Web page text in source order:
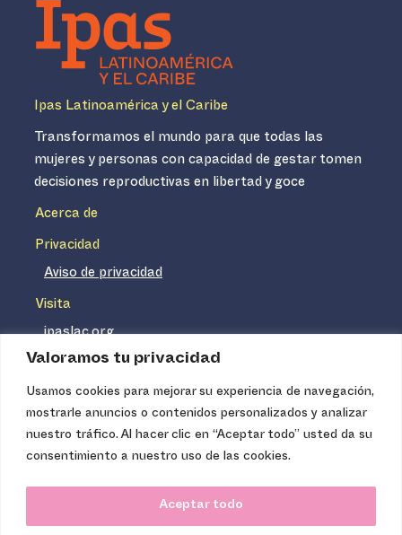
Valoramos tu privacidad
Usamos cookies para mejorar su experiencia de navegación,
mostrarle anuncios o contenidos personalizados y analizar
nuestro tráfico. Al hacer clic en “Aceptar todo” usted da su
consentimiento a nuestro uso de las cookies.
Aceptar todo
Ipas Latinoamérica y el Caribe
Transformamos el mundo para que todas las
mujeres y personas con capacidad de gestar tomen
decisiones reproductivas en libertad y goce
Acerca de
Privacidad
Aviso de privacidad
Visita
ipaslac.org
ipasmexico.org
Ipas no es un distribuidor de insumos médicos. Nuestros
técnica necesaria para proveer servicios de aborto seguro
de calidad. Los servicios que ofrecemos no tienen costo